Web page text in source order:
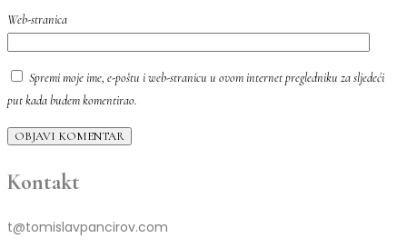
Web-stranica
Spremi moje ime, e-poštu i web-stranicu u ovom internet pregledniku za sljedeći
put kada budem komentirao.
OBJAVI KOMENTAR
Kontakt
t@tomislavpancirov.com